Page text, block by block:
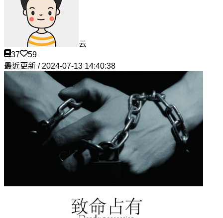
云
37
59
最近更新 / 2024-07-13 14:40:38